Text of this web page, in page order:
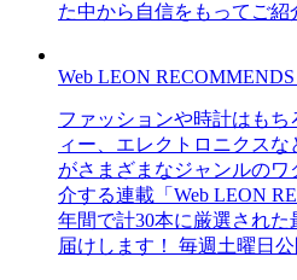
た中から自信をもってご紹
Web LEON
ファッションや時計はも
ィー、エレクトロニクス
がさまざまなジャンルの
介する連載「Web LEON
年間で計30本に厳選され
届けします！ 毎週土曜日公